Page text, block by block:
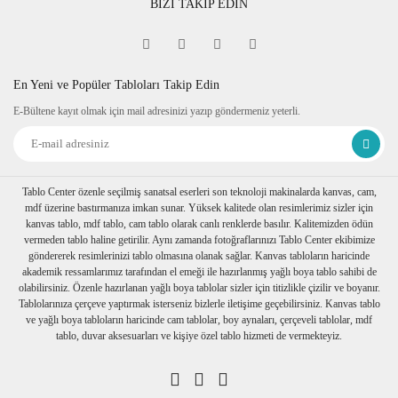
Sipariş verdiğiniz kanvas tablo baskıya girmeden önce
itibaren resmin devamı verilir.
ettiğinden daha dekoratif durur. Askı aparatı monte edilmiş bir
takılarak baloncuklu ambalaja sarılıp, kartonlanır. Nakliye
sırasında hasar görmesi engellenir.
Birden fazla tablo alımı yapılırsa her biri ayrı ayrı
paketlenerek müşterilerimize ulaştırılır.
BİZİ TAKİP EDİN
En Yeni ve Popüler Tabloları Takip Edin
E-Bültene kayıt olmak için mail adresinizi yazıp göndermeniz yeterli.
Tablo Center özenle seçilmiş sanatsal eserleri son teknoloji makinalarda kanvas, cam,
mdf üzerine bastırmanıza imkan sunar. Yüksek kalitede olan resimlerimiz sizler için
kanvas tablo, mdf tablo, cam tablo olarak canlı renklerde basılır. Kalitemizden ödün
vermeden tablo haline getirilir. Aynı zamanda fotoğraflarınızı Tablo Center ekibimize
göndererek resimlerinizi tablo olmasına olanak sağlar. Kanvas tabloların haricinde
akademik ressamlarımız tarafından el emeği ile hazırlanmış yağlı boya tablo sahibi de
olabilirsiniz. Özenle hazırlanan yağlı boya tablolar sizler için titizlikle çizilir ve boyanır.
Tablolarınıza çerçeve yaptırmak isterseniz bizlerle iletişime geçebilirsiniz. Kanvas tablo
ve yağlı boya tabloların haricinde cam tablolar, boy aynaları, çerçeveli tablolar, mdf
tablo, duvar aksesuarları ve kişiye özel tablo hizmeti de vermekteyiz.